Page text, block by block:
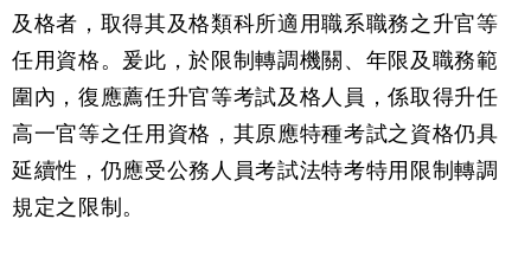
及格者，取得其及格類科所適用職系職務之升官等
任用資格。爰此，於限制轉調機關、年限及職務範
圍內，復應薦任升官等考試及格人員，係取得升任
高一官等之任用資格，其原應特種考試之資格仍具
延續性，仍應受公務人員考試法特考特用限制轉調
規定之限制。